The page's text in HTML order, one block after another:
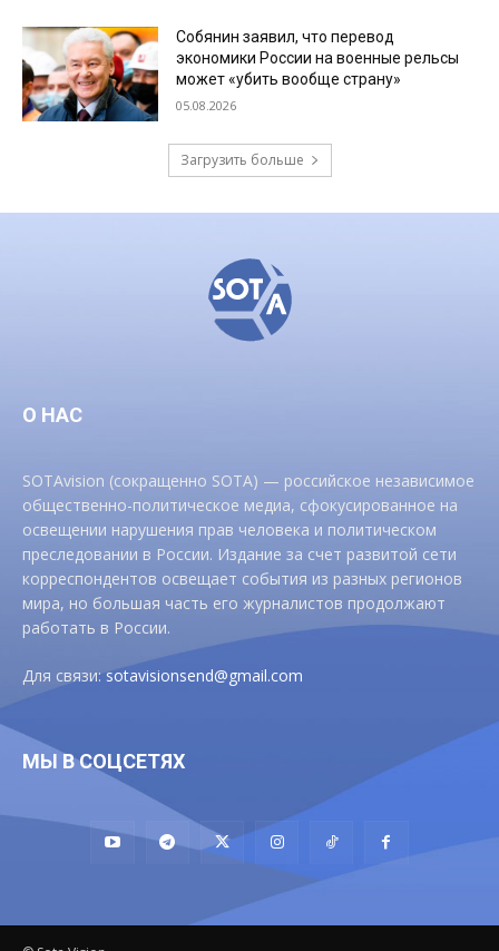
Собянин заявил, что перевод
экономики России на военные рельсы
может «убить вообще страну»
05.08.2026
Загрузить больше
О НАС
SOTAvision (сокращенно SOTA) — российское независимое
общественно-политическое медиа, сфокусированное на
освещении нарушения прав человека и политическом
преследовании в России. Издание за счет развитой сети
корреспондентов освещает события из разных регионов
мира, но большая часть его журналистов продолжают
работать в России.
Для связи:sotavisionsend@gmail.com
МЫ В СОЦСЕТЯХ